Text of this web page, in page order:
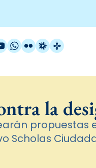
WhatsApp
FlickrRadio Estel
la
propuestas
Scholas